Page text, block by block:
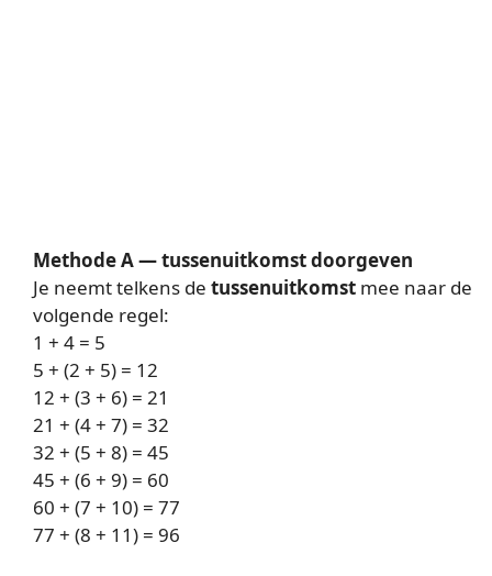
Methode A — tussenuitkomst doorgeven
Je neemt telkens de tussenuitkomst mee naar de
volgende regel:
1 + 4 = 5
5 + (2 + 5) = 12
12 + (3 + 6) = 21
21 + (4 + 7) = 32
32 + (5 + 8) = 45
45 + (6 + 9) = 60
60 + (7 + 10) = 77
77 + (8 + 11) = 96